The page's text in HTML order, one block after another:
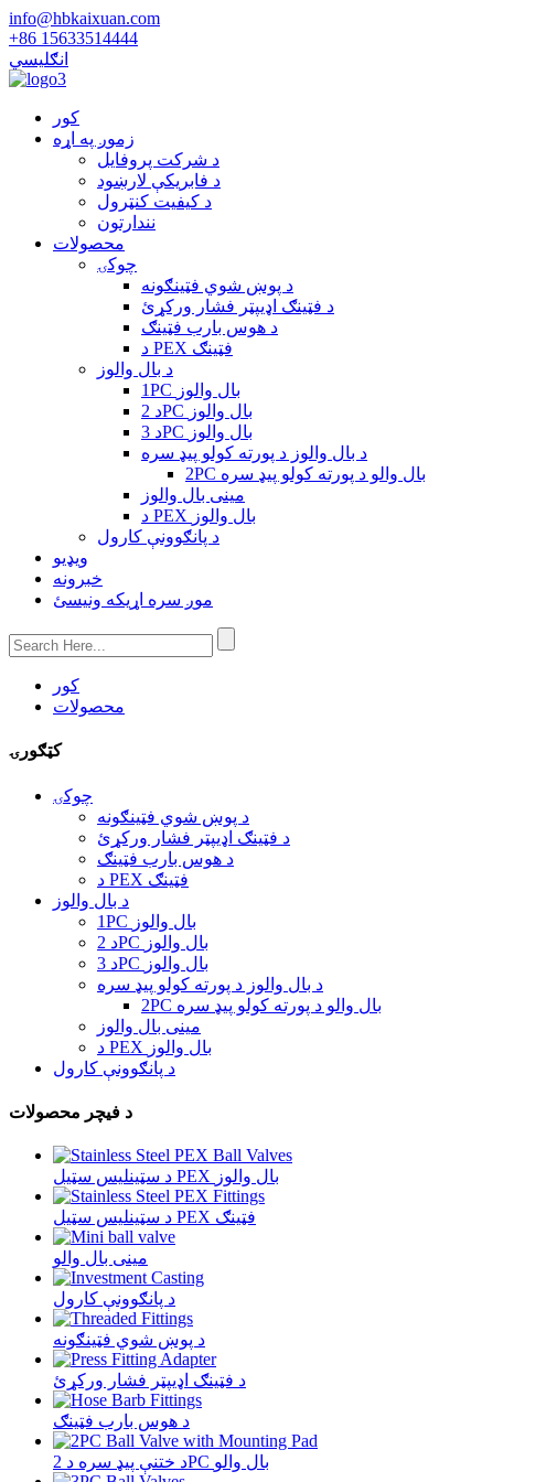
info@hbkaixuan.com
+86 15633514444
انګلیسي
کور
زموږ په اړه
د شرکت پروفایل
د فابریکې لارښود
د کیفیت کنټرول
نندارتون
محصولات
چوکۍ
د پوښ شوي فټینګونه
د فټینګ اډیپټر فشار ورکړئ
د هوس بارب فټینګ
د PEX فټینګ
د بال والوز
1PC بال والوز
د 2PC بال والوز
د 3PC بال والوز
د بال والوز د پورته کولو پیډ سره
2PC بال والو د پورته کولو پیډ سره
مینی بال والوز
د PEX بال والوز
د پانګوونې کارول
ویډیو
خبرونه
موږ سره اړیکه ونیسئ
کور
محصولات
کټګورۍ
چوکۍ
د پوښ شوي فټینګونه
د فټینګ اډیپټر فشار ورکړئ
د هوس بارب فټینګ
د PEX فټینګ
د بال والوز
1PC بال والوز
د 2PC بال والوز
د 3PC بال والوز
د بال والوز د پورته کولو پیډ سره
2PC بال والو د پورته کولو پیډ سره
مینی بال والوز
د PEX بال والوز
د پانګوونې کارول
د فیچر محصولات
د سټینلیس سټیل PEX بال والوز
د سټینلیس سټیل PEX فټینګ
مینی بال والو
د پانګوونې کارول
د پوښ شوي فټینګونه
د فټینګ اډیپټر فشار ورکړئ
د هوس بارب فټینګ
د ختنې پیډ سره د 2PC بال والو